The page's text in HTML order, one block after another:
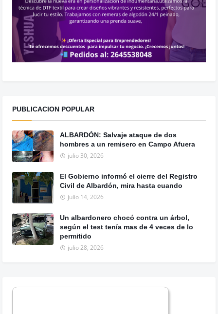
PUBLICACION POPULAR
ALBARDÓN: Salvaje ataque de dos
hombres a un remisero en Campo Afuera
julio 30, 2026
El Gobierno informó el cierre del Registro
Civil de Albardón, mira hasta cuando
julio 14, 2026
Un albardonero chocó contra un árbol,
según el test tenía mas de 4 veces de lo
permitido
julio 28, 2026